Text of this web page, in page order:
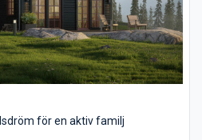
för en aktiv familj